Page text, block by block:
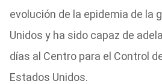
evolución de la epidemia de la
Unidos y ha sido capaz de
días al Centro para el Control
Estados Unidos.